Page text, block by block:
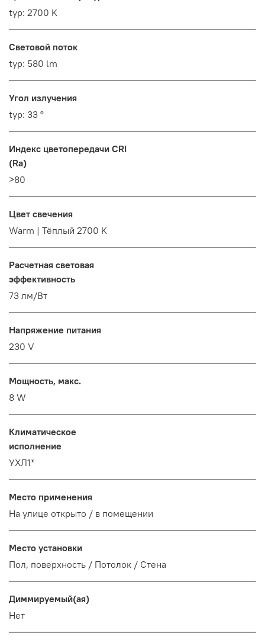
typ: 2700 K
Световой поток
typ: 580 lm
Угол излучения
typ: 33 °
Индекс цветопередачи CRI
(Ra)
>80
Цвет свечения
Warm | Тёплый 2700 K
Расчетная световая
эффективность
73 лм/Вт
Напряжение питания
230 V
Мощность, макс.
8 W
Климатическое
исполнение
УХЛ1*
Место применения
На улице открыто / в помещении
Место установки
Пол, поверхность / Потолок / Стена
Диммируемый(ая)
Нет